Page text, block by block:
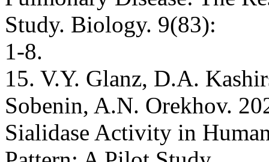
Study. Biology. 9(83):
1-8.
15. V.Y. Glanz, D.A.
Sobenin, A.N. Orekhov.
Sialidase Activity in